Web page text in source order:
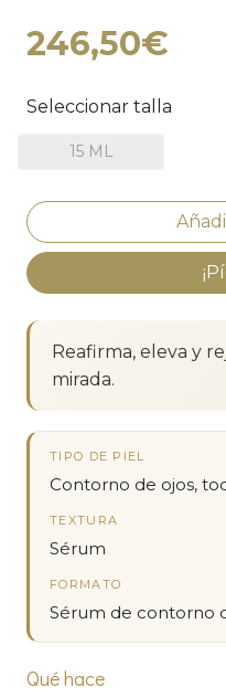
246,50€
Seleccionar talla
15 ML
Reafirma, eleva y
mirada.
TIPO DE PIEL
Contorno de ojos,
TEXTURA
Sérum
FORMATO
Sérum de contorno
Qué hace